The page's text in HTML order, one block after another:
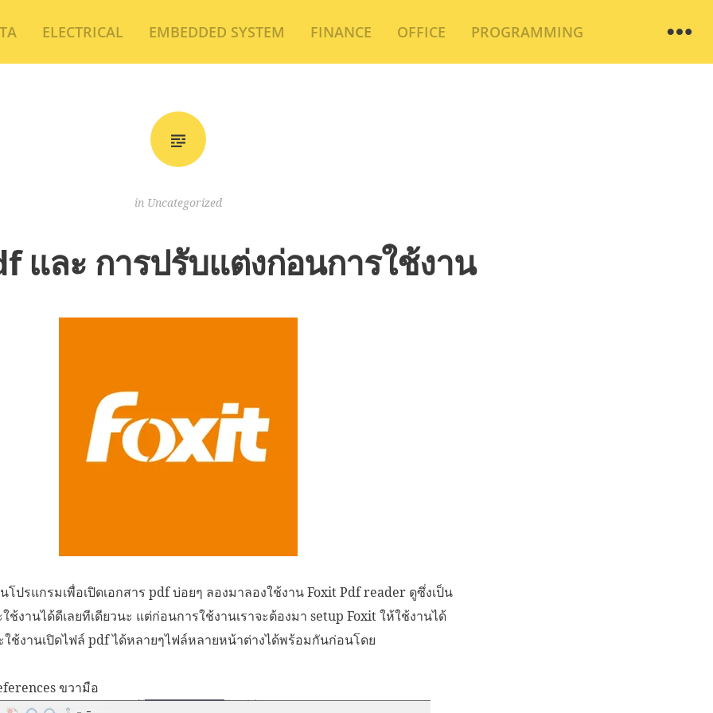
ELECTRICAL EMBEDDED SYSTEM FINANCE OFFICE PROGRAMMING
in Uncategorized
และ การปรับแต่งก่อนการใช้งาน
โปรแกรมเพื่อเปิดเอกสาร pdf บ่อยๆ ลองมาลองใช้งาน Foxit Pdf reader ดูซึ่งเป็น
ช้งานได้ดีเลยทีเดียวนะ แต่ก่อนการใช้งานเราจะต้องมา setup Foxit ให้ใช้งานได้
ช้งานเปิดไฟล์ pdf ได้หลายๆไฟล์หลายหน้าต่างได้พร้อมกันก่อนโดย
ขวามือ